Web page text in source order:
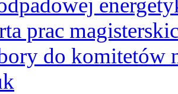
prac
do komitetów